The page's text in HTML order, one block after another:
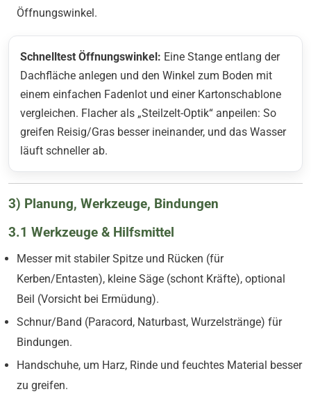
Öffnungswinkel.
Schnelltest Öffnungswinkel: Eine Stange entlang der
Dachfläche anlegen und den Winkel zum Boden mit
einem einfachen Fadenlot und einer Kartonschablone
vergleichen. Flacher als „Steilzelt-Optik“ anpeilen: So
greifen Reisig/Gras besser ineinander, und das Wasser
läuft schneller ab.
3) Planung, Werkzeuge, Bindungen
3.1 Werkzeuge & Hilfsmittel
Messer mit stabiler Spitze und Rücken (für
Kerben/Entasten), kleine Säge (schont Kräfte), optional
Beil (Vorsicht bei Ermüdung).
Schnur/Band (Paracord, Naturbast, Wurzelstränge) für
Bindungen.
Handschuhe, um Harz, Rinde und feuchtes Material besser
zu greifen.